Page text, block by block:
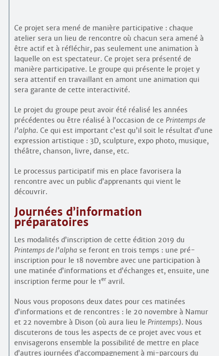
Ce projet sera mené de manière participative : chaque
atelier sera un lieu de rencontre où chacun sera amené à
être actif et à réfléchir, pas seulement une animation à
laquelle on est spectateur. Ce projet sera présenté de
manière participative. Le groupe qui présente le projet y
sera attentif en travaillant en amont une animation qui
sera garante de cette interactivité.
Le projet du groupe peut avoir été réalisé les années
précédentes ou être réalisé à l’occasion de ce Printemps de
l’alpha. Ce qui est important c’est qu’il soit le résultat d’une
expression artistique : 3D, sculpture, expo photo, musique,
théâtre, chanson, livre, danse, etc.
Le processus participatif mis en place favorisera la
rencontre avec un public d’apprenants qui vient le
découvrir.
Journées d’information
préparatoires
Les modalités d’inscription de cette édition 2019 du
Printemps de l’alpha se feront en trois temps : une pré-
inscription pour le 18 novembre avec une participation à
une matinée d’informations et d’échanges et, ensuite, une
inscription ferme pour le 1eravril.
Nous vous proposons deux dates pour ces matinées
d’informations et de rencontres : le 20 novembre à Namur
et 22 novembre à Dison (où aura lieu le Printemps). Nous
discuterons de tous les aspects de ce projet avec vous et
envisagerons ensemble la possibilité de mettre en place
d’autres journées d’accompagnement à mi-parcours du